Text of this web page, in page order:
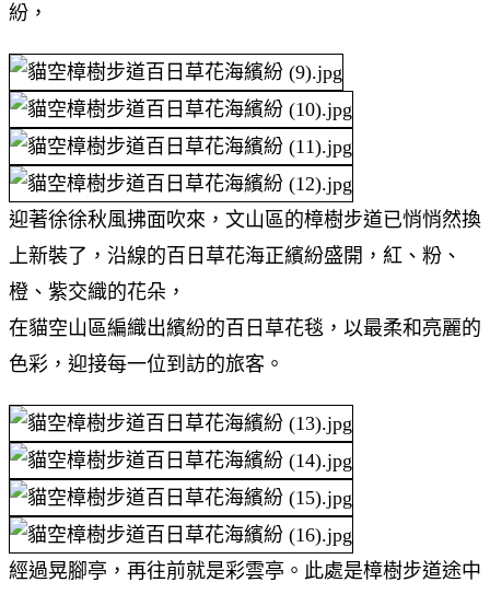
紛，
迎著徐徐秋風拂面吹來，文山區的樟樹步道已悄悄然換
上新裝了，沿線的百日草花海正繽紛盛開，紅、粉、
橙、紫交織的花朵，
在貓空山區編織出繽紛的百日草花毯，以最柔和亮麗的
色彩，迎接每一位到訪的旅客。
經過晃腳亭，再往前就是彩雲亭。此處是樟樹步道途中